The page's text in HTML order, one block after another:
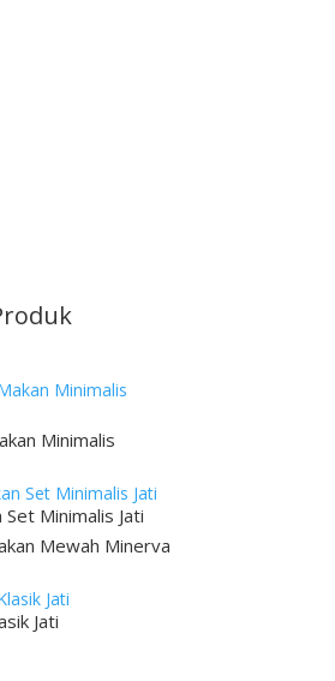
Minimalis
Minimalis Jati
Mewah Minerva
Jati